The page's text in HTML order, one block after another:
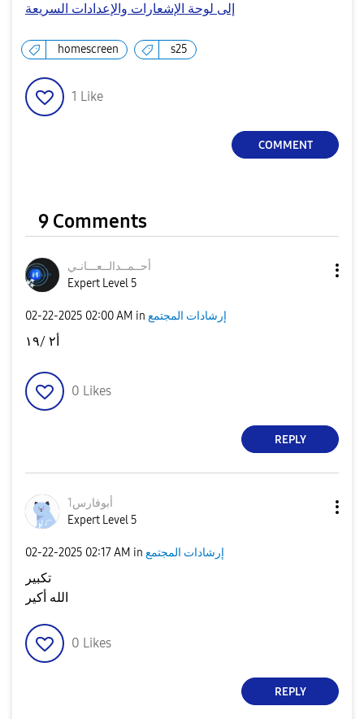
إلى لوحة الإشعارات والإعدادات السريعة
homescreen s25
1 Like
COMMENT
9 Comments
أحــمــدالــعـــانـي
Expert Level 5
‎02-22-2025 02:00 AM in إرشادات المجتمع
أ٢ /١٩
0 Likes
REPLY
أبوفارس1
Expert Level 5
‎02-22-2025 02:17 AM in إرشادات المجتمع
تكبير
الله أكير
0 Likes
REPLY